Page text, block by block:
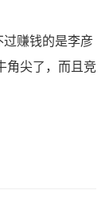
赚钱的是李彦
角尖了，而且竞